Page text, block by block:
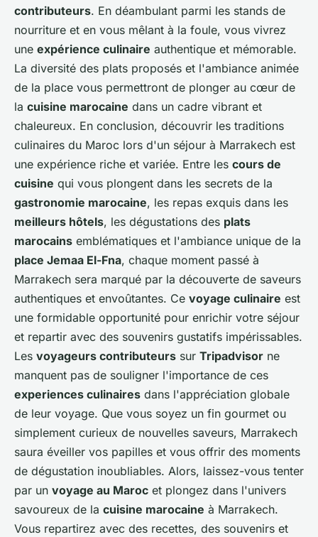
contributeurs. En déambulant parmi les stands de
nourriture et en vous mêlant à la foule, vous vivrez
une expérience culinaire authentique et mémorable.
La diversité des plats proposés et l'ambiance animée
de la place vous permettront de plonger au cœur de
la cuisine marocaine dans un cadre vibrant et
chaleureux. En conclusion, découvrir les traditions
culinaires du Maroc lors d'un séjour à Marrakech est
une expérience riche et variée. Entre les cours de
cuisine qui vous plongent dans les secrets de la
gastronomie marocaine, les repas exquis dans les
meilleurs hôtels, les dégustations des plats
marocains emblématiques et l'ambiance unique de la
place Jemaa El-Fna, chaque moment passé à
Marrakech sera marqué par la découverte de saveurs
authentiques et envoûtantes. Ce voyage culinaire est
une formidable opportunité pour enrichir votre séjour
et repartir avec des souvenirs gustatifs impérissables.
Les voyageurs contributeurs sur Tripadvisor ne
manquent pas de souligner l'importance de ces
experiences culinaires dans l'appréciation globale
de leur voyage. Que vous soyez un fin gourmet ou
simplement curieux de nouvelles saveurs, Marrakech
saura éveiller vos papilles et vous offrir des moments
de dégustation inoubliables. Alors, laissez-vous tenter
par un voyage au Maroc et plongez dans l'univers
savoureux de la cuisine marocaine à Marrakech.
Vous repartirez avec des recettes, des souvenirs et